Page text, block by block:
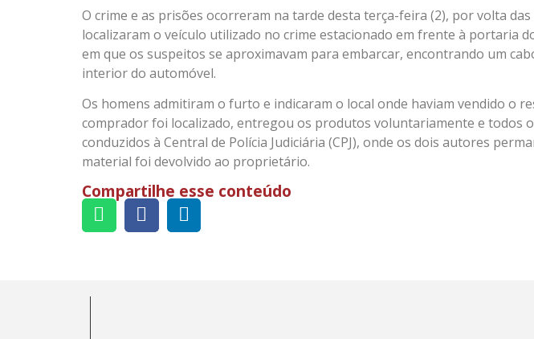
O crime e as prisões ocorreram na tarde desta terça-feira (2), por volta das
localizaram o veículo utilizado no crime estacionado em frente à portaria
em que os suspeitos se aproximavam para embarcar, encontrando um
interior do automóvel.
Os homens admitiram o furto e indicaram o local onde haviam vendido o
comprador foi localizado, entregou os produtos voluntariamente e todos
conduzidos à Central de Polícia Judiciária (CPJ), onde os dois autores
material foi devolvido ao proprietário.
Compartilhe esse conteúdo